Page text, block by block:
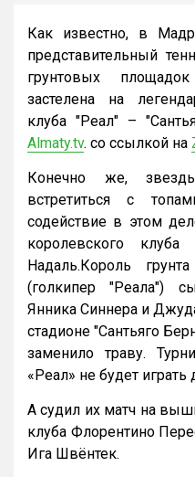
Как известно, в
представительный
грунтовых
застелена на
клуба "Реал" –
Almaty.tv. со ссылкой на
Конечно же,
встретиться с
содействие в этом
королевского
Надаль.Король
(голкипер "Реала")
Янника Синнера и
стадионе "Сантьяго
заменило траву.
«Реал» не будет
А судил их матч на
клуба Флорентино
Ига Швёнтек.